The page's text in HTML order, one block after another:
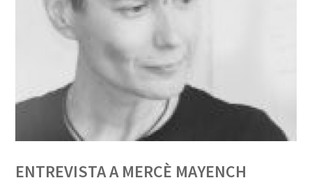
ENTREVISTA A MERCÈ MAYENCH